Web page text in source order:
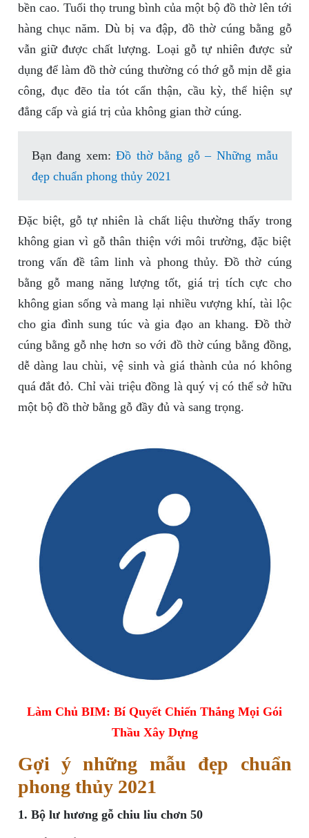
bền cao. Tuổi thọ trung bình của một bộ đồ thờ lên tới
hàng chục năm. Dù bị va đập, đồ thờ cúng bằng gỗ
vẫn giữ được chất lượng. Loại gỗ tự nhiên được sử
dụng để làm đồ thờ cúng thường có thớ gỗ mịn dễ gia
công, đục đẽo tỉa tót cẩn thận, cầu kỳ, thể hiện sự
đẳng cấp và giá trị của không gian thờ cúng.
Bạn đang xem:Đồ thờ bằng gỗ – Những mẫu
đẹp chuẩn phong thủy 2021
Đặc biệt, gỗ tự nhiên là chất liệu thường thấy trong
không gian vì gỗ thân thiện với môi trường, đặc biệt
trong vấn đề tâm linh và phong thủy. Đồ thờ cúng
bằng gỗ mang năng lượng tốt, giá trị tích cực cho
không gian sống và mang lại nhiều vượng khí, tài lộc
cho gia đình sung túc và gia đạo an khang. Đồ thờ
cúng bằng gỗ nhẹ hơn so với đồ thờ cúng bằng đồng,
dễ dàng lau chùi, vệ sinh và giá thành của nó không
quá đắt đỏ. Chỉ vài triệu đồng là quý vị có thể sở hữu
một bộ đồ thờ bằng gỗ đầy đủ và sang trọng.
Làm Chủ BIM: Bí Quyết Chiến Thắng Mọi Gói
Thầu Xây Dựng
Gợi ý những mẫu đẹp chuẩn
phong thủy 2021
1. Bộ lư hương gỗ chiu liu chơn 50